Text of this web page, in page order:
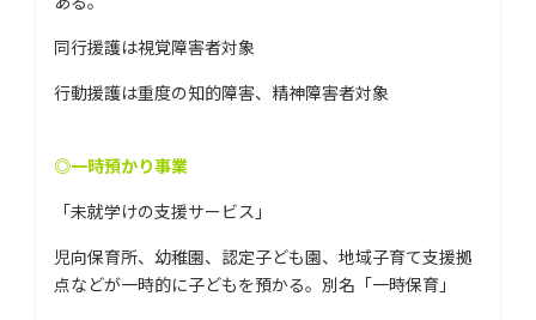
同行援護は視覚障害者対象
行動援護は重度の知的障害、精神障害者対象
◎一時預かり事業
「未就学けの支援サービス」
児向保育所、幼稚園、認定子ども園、地域子育て支援拠
点などが一時的に子どもを預かる。別名「一時保育」